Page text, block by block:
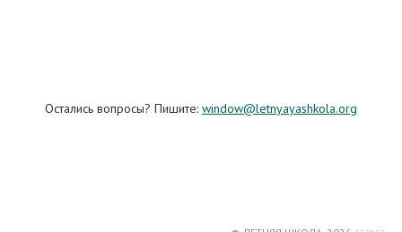
Остались вопросы? Пишите: window@letnyayashkola.org